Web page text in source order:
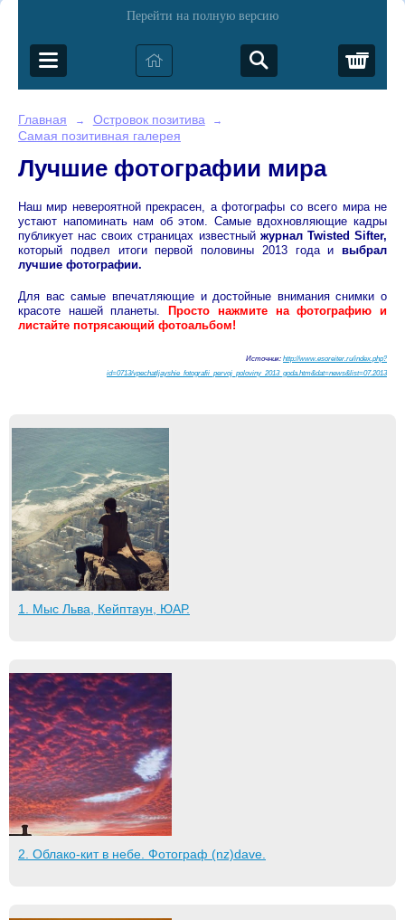
Перейти на полную версию
Главная → Островок позитива →
Самая позитивная галерея
Лучшие фотографии мира
Наш мир невероятной прекрасен, а фотографы со всего мира не
устают напоминать нам об этом. Самые вдохновляющие кадры
публикует нас своих страницах известный журнал Twisted Sifter,
который подвел итоги первой половины 2013 года и выбрал
лучшие фотографии.
Для вас самые впечатляющие и достойные внимания снимки о
красоте нашей планеты.
Просто нажмите на фотографию и
листайте потрясающий фотоальбом!
Источник: http://www.esoreiter.ru/index.php?
id=0713/vpechatljayshie_fotografii_pervoj_poloviny_2013_goda.htm&dat=news&list=07.2013
1. Мыс Льва, Кейптаун, ЮАР.
2. Облако-кит в небе. Фотограф (nz)dave.